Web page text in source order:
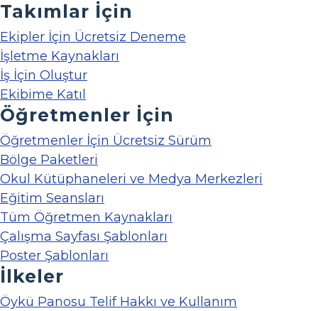
Takımlar İçin
Ekipler İçin Ücretsiz Deneme
İşletme Kaynakları
İş İçin Oluştur
Ekibime Katıl
Öğretmenler İçin
Öğretmenler İçin Ücretsiz Sürüm
Bölge Paketleri
Okul Kütüphaneleri ve Medya Merkezleri
Eğitim Seansları
Tüm Öğretmen Kaynakları
Çalışma Sayfası Şablonları
Poster Şablonları
İlkeler
Öykü Panosu Telif Hakkı ve Kullanım